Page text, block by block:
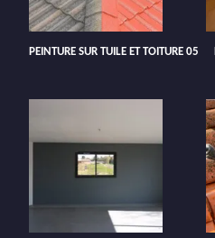
PEINTURE SUR TUILE ET TOITURE 05